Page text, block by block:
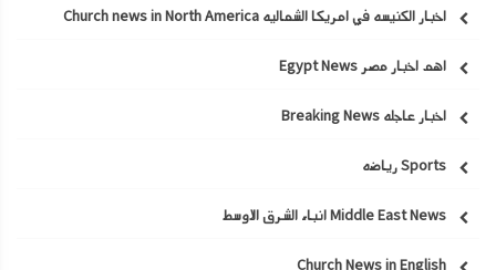
اخبار الكنيسه في امريكا الشماليه Church news in North America
اهم اخبار مصر Egypt News
اخبار عاجله Breaking News
Sports رياضه
Middle East News انباء الشرق الاوسط
Church News in English